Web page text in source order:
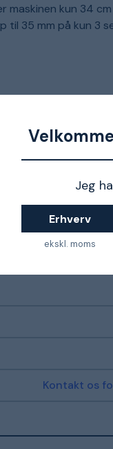
Jeg
Erhverv
ekskl. moms
maskinen kun 34
til 35 mm på kun 3
Kontakt os